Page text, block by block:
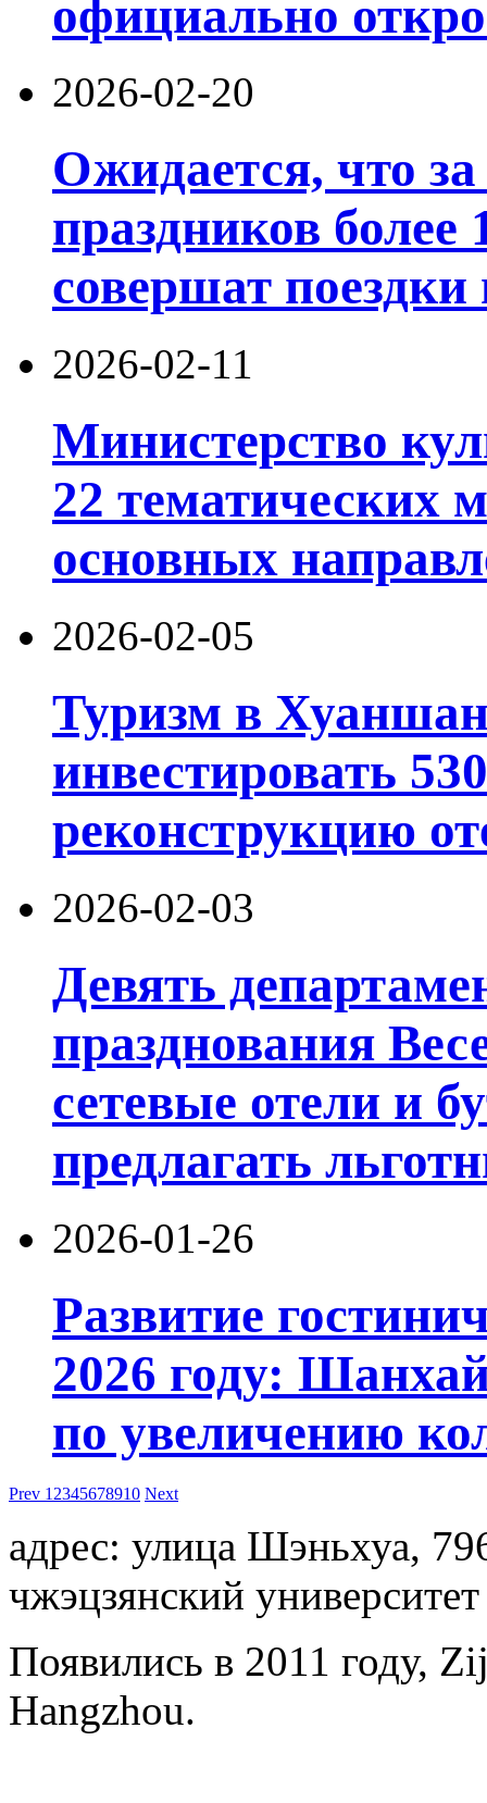
официально
2026-02-20
Ожидается, что
праздников
совершат
2026-02-11
Министерство
22 тематических
основных
2026-02-05
Туризм в
инвестировать
реконструкцию
2026-02-03
Девять
празднования
сетевые отели и
предлагать
2026-01-26
Развитие
2026 году:
по увеличению
Prev 1 2345678910 Next
адрес: улица Шэньхуа,
чжэцзянский университет
Появились в 2011 году,
Hangzhou.